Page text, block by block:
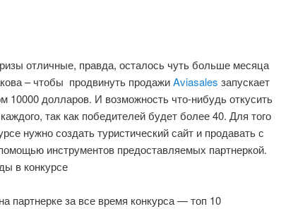
отличные, правда, осталось чуть больше месяца
– чтобы продвинуть продажиAviasales запускает
10000 долларов. И возможность что-нибудь откусить
так как победителей будет более 40. Для того
нужно создать туристический сайт и продавать с
инструментов предоставляемых партнеркой.
в конкурсе
партнерке за все время конкурса — топ 10